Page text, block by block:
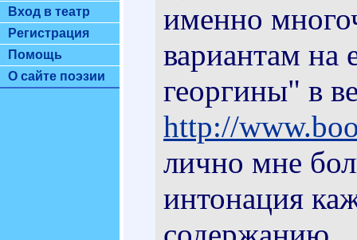
Вход в театр
Регистрация
Помощь
О сайте поэзии
именно
вариантам на
георгины" в
http://
лично мне
интонация